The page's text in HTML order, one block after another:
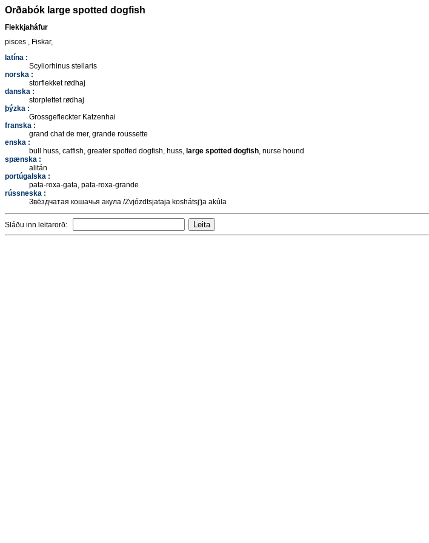
Orðabók large spotted dogfish
Flekkjaháfur
pisces , Fiskar,
latína :
Scyliorhinus stellaris
norska :
storflekket rødhaj
danska :
storplettet rødhaj
þýzka :
Grossgefleckter Katzenhai
franska :
grand chat de mer, grande roussette
enska :
bull huss, catfish, greater spotted dogfish, huss, large spotted dogfish, nurse hound
spænska :
alitán
portúgalska :
pata-roxa-gata, pata-roxa-grande
rússneska :
Звёздчатая кошачья акула /Zvjózdtsjataja koshátsj'ja akúla
Sláðu inn leitarorð: